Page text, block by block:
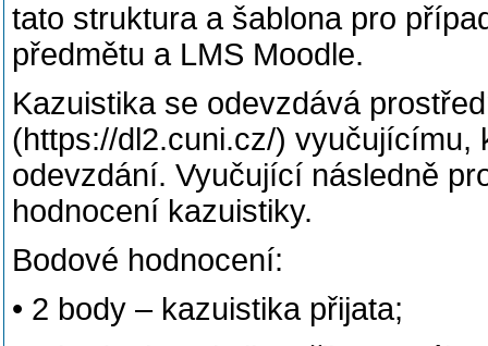
tato struktura a šablona pro
předmětu a LMS Moodle.
Kazuistika se odevzdává
(https://dl2.cuni.cz/)
odevzdání. Vyučující následně
hodnocení kazuistiky.
Bodové hodnocení:
• 2 body – kazuistika přijata;